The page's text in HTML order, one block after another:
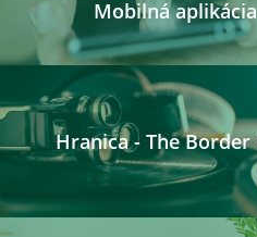
Mobilná aplikácia
Hranica - The Border